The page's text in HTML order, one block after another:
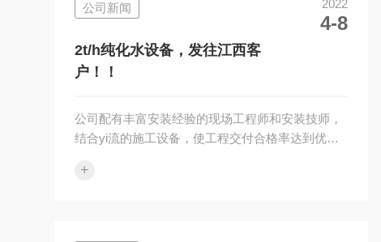
公司新闻 2022
4-8
2t/h纯化水设备，发往江西客
户！！
公司配有丰富安装经验的现场工程师和安装技师，
结合yi流的施工设备，使工程交付合格率达到优良
利通过认证验收！附近有需要安装售后的请和我们
+